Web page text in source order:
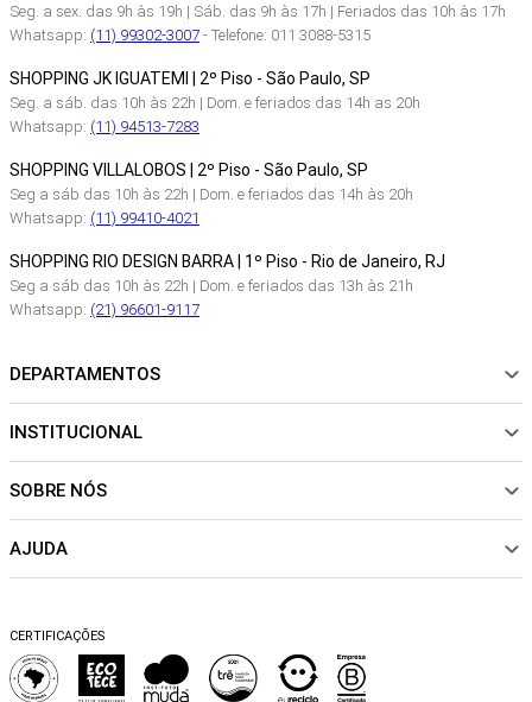
Seg. a sex. das 9h às 19h | Sáb. das 9h às 17h | Feriados das 10h às 17h
Whatsapp: (11) 99302-3007- Telefone: 011 3088-5315
SHOPPING JK IGUATEMI | 2º Piso - São Paulo, SP
Seg. a sáb. das 10h às 22h | Dom. e feriados das 14h as 20h
Whatsapp: (11) 94513-7283
SHOPPING VILLALOBOS | 2º Piso - São Paulo, SP
Seg a sáb das 10h às 22h | Dom. e feriados das 14h às 20h
Whatsapp: (11) 99410-4021
SHOPPING RIO DESIGN BARRA | 1º Piso - Rio de Janeiro, RJ
Seg a sáb das 10h às 22h | Dom. e feriados das 13h às 21h
Whatsapp: (21) 96601-9117
DEPARTAMENTOS
NOVIDADES
CALÇADOS
SALE
INSTITUCIONAL
Sobre Nós
Sustentabilidade
Trocas e Devoluções
Perguntas Frequentes
Blog
SOBRE NÓS
Política de pagamento
AJUDA
Dicas de cuidados
Falar no WhatsApp
CERTIFICAÇÕES